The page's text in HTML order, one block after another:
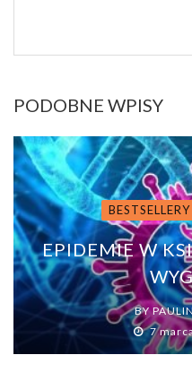
PODOBNE WPISY
EPIDEMIE W
BY
7